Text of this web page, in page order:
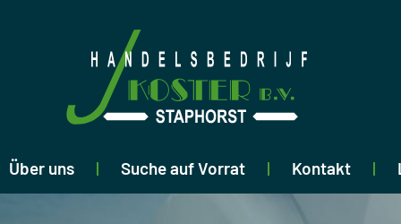
Über uns Suche auf Vorrat Kontakt